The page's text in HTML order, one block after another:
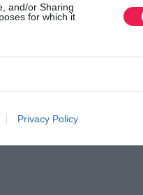
and/or Sharing
for which it
Privacy Policy